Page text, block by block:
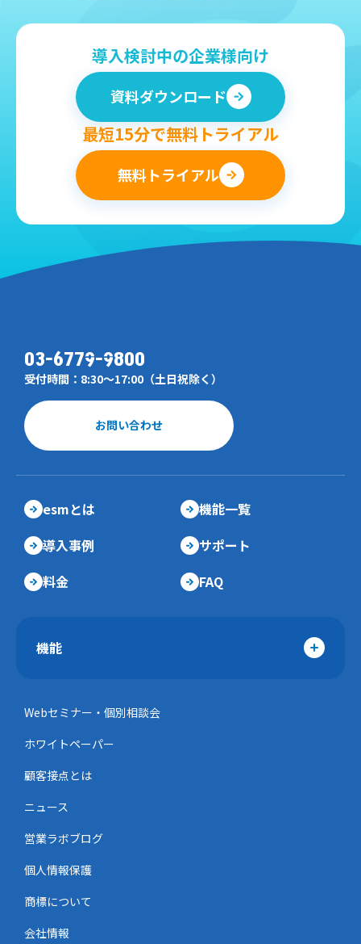
導入検討中の企業様向け
資料ダウンロード
最短15分で無料トライアル
無料トライアル
お問い合わせ
03-6779-9800
受付時間：8:30～17:00（土日祝除く）
esmとは
機能一覧
導入事例
サポート
料金
FAQ
機能
Webセミナー・個別相談会
ホワイトペーパー
顧客接点とは
ニュース
営業ラボブログ
個人情報保護
商標について
会社情報